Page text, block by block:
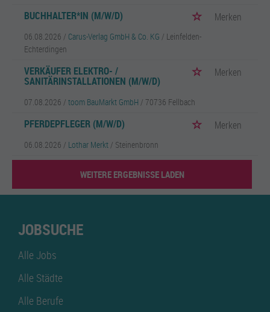
BUCHHALTER*IN (M/W/D) Merken
06.08.2026 / Carus-Verlag GmbH & Co. KG / Leinfelden-
Echterdingen
VERKÄUFER ELEKTRO- /
SANITÄRINSTALLATIONEN (M/W/D)
Merken
07.08.2026 / toom BauMarkt GmbH / 70736 Fellbach
PFERDEPFLEGER (M/W/D) Merken
06.08.2026 / Lothar Merkt / Steinenbronn
WEITERE ERGEBNISSE LADEN
JOBSUCHE
Alle Jobs
Alle Städte
Alle Berufe